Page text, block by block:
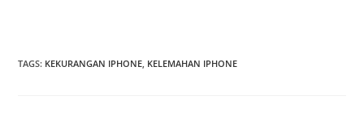
TAGS: KEKURANGAN IPHONE, KELEMAHAN IPHONE